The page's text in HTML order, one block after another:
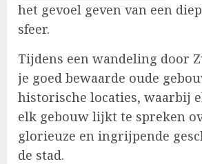
het gevoel geven van een
sfeer.
Tijdens een wandeling door
je goed bewaarde oude
historische locaties, waarbij
elk gebouw lijkt te spreken
glorieuze en ingrijpende
de stad.